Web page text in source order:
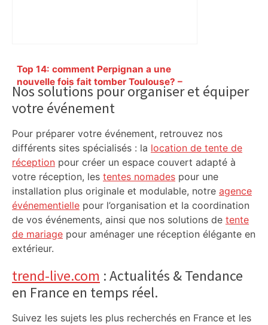
Top 14: comment Perpignan a une
nouvelle fois fait tomber Toulouse? –
RMC Sport
Primary
Sidebar
Nos solutions pour organiser et équiper
votre événement
Pour préparer votre événement, retrouvez nos
différents sites spécialisés : la location de tente de
réception pour créer un espace couvert adapté à
votre réception, les tentes nomades pour une
installation plus originale et modulable, notre agence
événementielle pour l’organisation et la coordination
de vos événements, ainsi que nos solutions de tente
de mariage pour aménager une réception élégante en
extérieur.
trend-live.com : Actualités & Tendance
en France en temps réel.
Suivez les sujets les plus recherchés en France et les